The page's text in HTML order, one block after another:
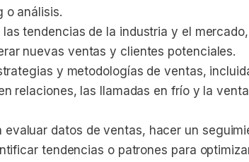
o análisis.
tendencias de la industria y el
nuevas ventas y clientes potenciales.
y metodologías de ventas,
relaciones, las llamadas en frío y la
evaluar datos de ventas, hacer un
tendencias o patrones para